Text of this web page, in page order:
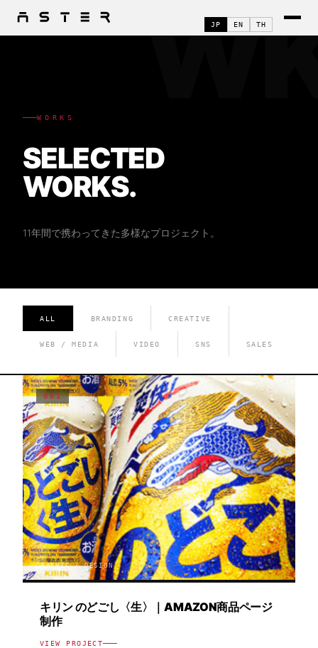
JP EN TH
WORKS
SELECTED
WORKS.
11年間で携わってきた多様なプロジェクト。
ALL BRANDING CREATIVE
WEB / MEDIA VIDEO SNS SALES
001
GRAPHIC / DESIGN
キリン のどごし〈生〉｜AMAZON商品ページ
制作
VIEW PROJECT